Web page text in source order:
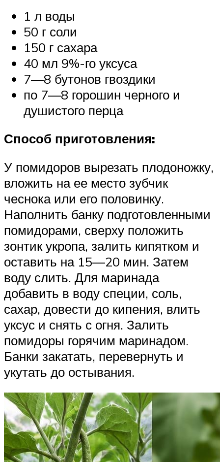
1 л воды
50 г соли
150 г сахара
40 мл 9%-го уксуса
7—8 бутонов гвоздики
по 7—8 горошин черного и
душистого перца
Способ приготовления:
У помидоров вырезать плодоножку,
вложить на ее место зубчик
чеснока или его половинку.
Наполнить банку подготовленными
помидорами, сверху положить
зонтик укропа, залить кипятком и
оставить на 15—20 мин. Затем
воду слить. Для маринада
добавить в воду специи, соль,
сахар, довести до кипения, влить
уксус и снять с огня. Залить
помидоры горячим маринадом.
Банки закатать, перевернуть и
укутать до остывания.